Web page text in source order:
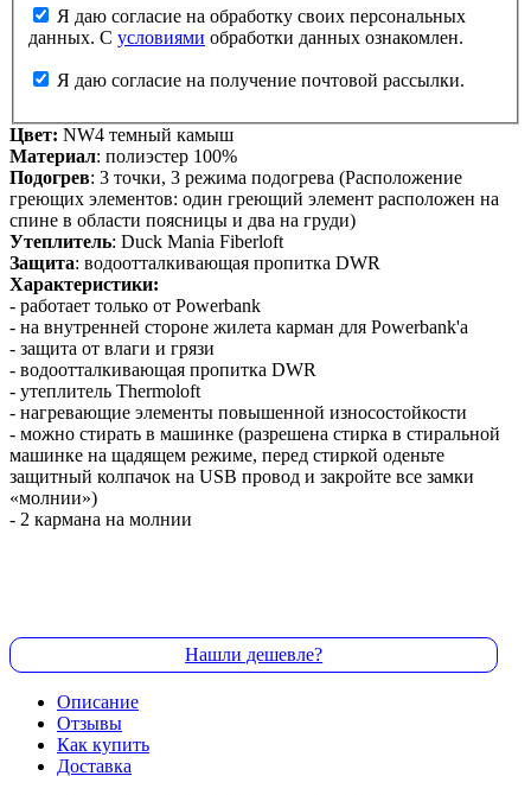
данных. С условиями обработки данных ознакомлен.
Я даю согласие на получение почтовой рассылки.
Цвет: NW4 темный камыш
Материал: полиэстер 100%
Подогрев: 3 точки, 3 режима подогрева (Расположение
греющих элементов: один греющий элемент расположен на
спине в области поясницы и два на груди)
Утеплитель: Duck Mania Fiberloft
Защита: водоотталкивающая пропитка DWR
Характеристики:
- работает только от Powerbank
- на внутренней стороне жилета карман для Powerbank'а
- защита от влаги и грязи
- водоотталкивающая пропитка DWR
- утеплитель Thermoloft
- нагревающие элементы повышенной износостойкости
- можно стирать в машинке (разрешена стирка в стиральной
машинке на щадящем режиме, перед стиркой оденьте
защитный колпачок на USB провод и закройте все замки
«молнии»)
- 2 кармана на молнии
Нашли дешевле?
Описание
Отзывы
Как купить
Доставка